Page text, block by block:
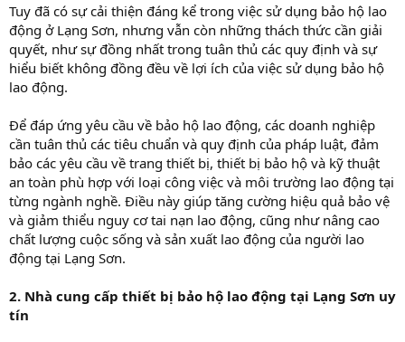
Tuy đã có sự cải thiện đáng kể trong việc sử dụng bảo hộ lao
động ở Lạng Sơn, nhưng vẫn còn những thách thức cần giải
quyết, như sự đồng nhất trong tuân thủ các quy định và sự
hiểu biết không đồng đều về lợi ích của việc sử dụng bảo hộ
lao động.
Để đáp ứng yêu cầu về bảo hộ lao động, các doanh nghiệp
cần tuân thủ các tiêu chuẩn và quy định của pháp luật, đảm
bảo các yêu cầu về trang thiết bị, thiết bị bảo hộ và kỹ thuật
an toàn phù hợp với loại công việc và môi trường lao động tại
từng ngành nghề. Điều này giúp tăng cường hiệu quả bảo vệ
và giảm thiểu nguy cơ tai nạn lao động, cũng như nâng cao
chất lượng cuộc sống và sản xuất lao động của người lao
động tại Lạng Sơn.
2. Nhà cung cấp thiết bị bảo hộ lao động tại Lạng Sơn uy
tín